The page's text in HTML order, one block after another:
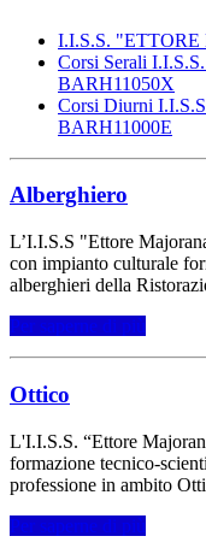
I.I.S.S.
Corsi Serali
BARH11050X
Corsi Diurni
BARH11000E
Alberghiero
L’I.I.S.S "Ettore
con impianto culturale
alberghieri della
Per saperne di più
Ottico
L'I.I.S.S. “Ettore
formazione tecnico-
professione in ambito
Per saperne di più